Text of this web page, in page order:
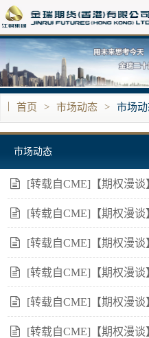
| 首页 > 市场动态 > 市场
市场动态
[转载自CME]【期权漫谈】纳斯达克新
[转载自CME]【期权漫谈】纳斯达克新
[转载自CME]【期权漫谈】纳斯达克新
[转载自CME]【期权漫谈】纳斯达克新
[转载自CME]【期权漫谈】纳斯达克新
[转载自CME]【期权漫谈】纳斯达克新